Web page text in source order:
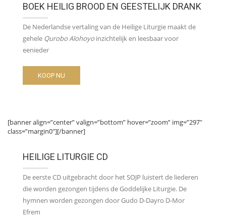
BOEK HEILIG BROOD EN GEESTELIJK DRANK
De Nederlandse vertaling van de Heilige Liturgie maakt de
gehele Qurobo Alohoyo inzichtelijk en leesbaar voor
eenieder
KOOP NU
[banner align=”center” valign=”bottom” hover=”zoom” img=”297″
class=”margin0″][/banner]
HEILIGE LITURGIE CD
De eerste CD uitgebracht door het SOJP luistert de liederen
die worden gezongen tijdens de Goddelijke Liturgie. De
hymnen worden gezongen door Gudo D-Dayro D-Mor
Efrem